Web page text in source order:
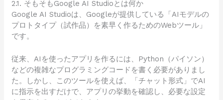
2.1. そもそもGoogle AI Studioとは何か
Google AI Studioは、Googleが提供している「AIモデルの
プロトタイプ（試作品）を素早く作るためのWebツール」
です。
従来、AIを使ったアプリを作るには、Python（パイソン）
などの複雑なプログラミングコードを書く必要がありまし
た。しかし、このツールを使えば、「チャット形式」でAI
に指示を出すだけで、アプリの挙動を確認し、必要な設定